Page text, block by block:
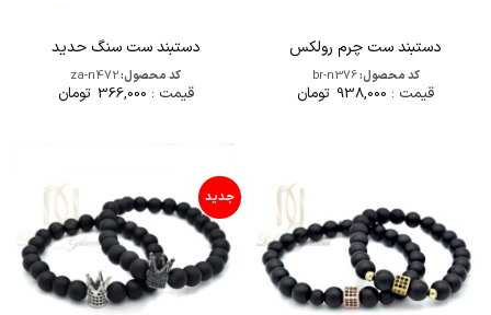
دستبند ست چرم رولکس
کد محصول:br-n376
قیمت : 938,000 تومان
دستبند ست سنگ حدید
کد محصول:za-n472
قیمت : 366,000 تومان
جدید